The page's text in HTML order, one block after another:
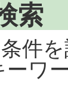
索
件
ーワ